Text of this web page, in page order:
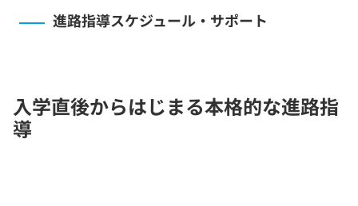
進路指導スケジュール・サポート
入学直後からはじまる本格的な進路指
導